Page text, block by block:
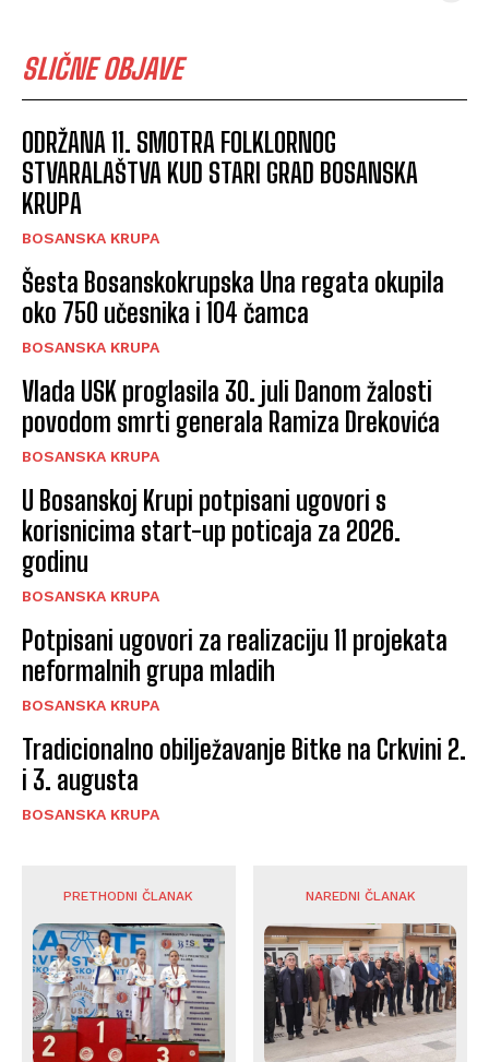
SLIČNE OBJAVE
ODRŽANA 11. SMOTRA FOLKLORNOG
STVARALAŠTVA KUD STARI GRAD BOSANSKA
KRUPA
BOSANSKA KRUPA
Šesta Bosanskokrupska Una regata okupila
oko 750 učesnika i 104 čamca
BOSANSKA KRUPA
Vlada USK proglasila 30. juli Danom žalosti
povodom smrti generala Ramiza Drekovića
BOSANSKA KRUPA
U Bosanskoj Krupi potpisani ugovori s
korisnicima start-up poticaja za 2026.
godinu
BOSANSKA KRUPA
Potpisani ugovori za realizaciju 11 projekata
neformalnih grupa mladih
BOSANSKA KRUPA
Tradicionalno obilježavanje Bitke na Crkvini 2.
i 3. augusta
BOSANSKA KRUPA
PRETHODNI ČLANAK NAREDNI ČLANAK